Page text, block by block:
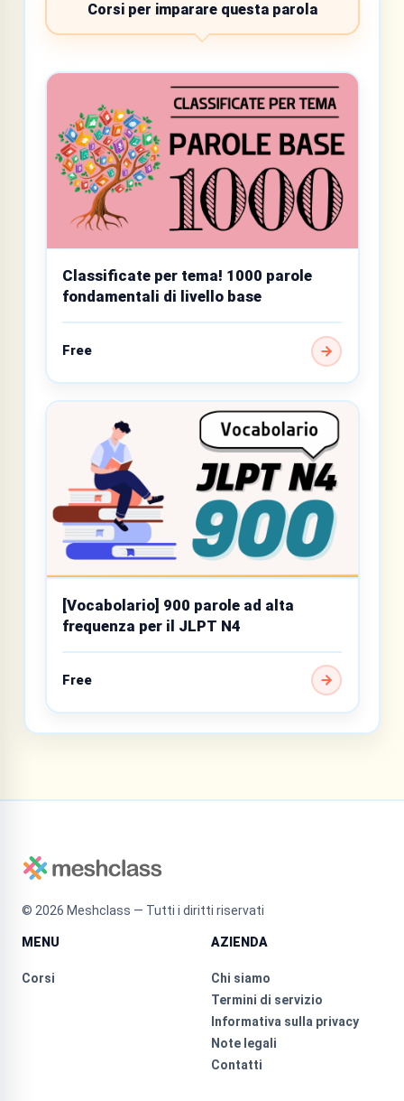
Corsi per imparare questa parola
Classificate per tema! 1000 parole
fondamentali di livello base
Free
[Vocabolario] 900 parole ad alta
frequenza per il JLPT N4
Free
© 2026 Meshclass — Tutti i diritti riservati
MENU
Corsi
AZIENDA
Chi siamo
Termini di servizio
Informativa sulla privacy
Note legali
Contatti